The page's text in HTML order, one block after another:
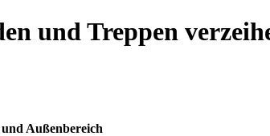
und Treppen
Außenbereich